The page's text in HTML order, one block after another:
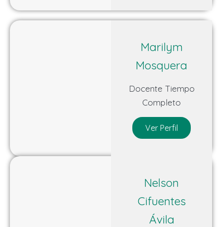
Marilym
Mosquera
Docente Tiempo
Completo
Ver Perfil
Nelson
Cifuentes
Ávila